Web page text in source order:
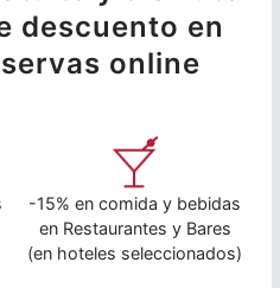
descuento en
online
-15% en comida y bebidas
en Restaurantes y Bares
(en hoteles seleccionados)